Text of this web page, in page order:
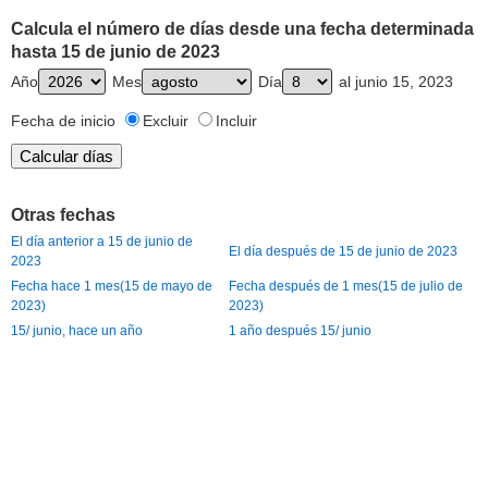
Calcula el número de días desde una fecha determinada
hasta 15 de junio de 2023
Año Mes Día al junio 15, 2023
Fecha de inicio Excluir Incluir
Otras fechas
El día anterior a 15 de junio de
2023
El día después de 15 de junio de 2023
Fecha hace 1 mes(15 de mayo de
2023)
Fecha después de 1 mes(15 de julio de
2023)
15/ junio, hace un año
1 año después 15/ junio